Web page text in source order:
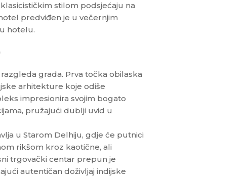
stilom podsjećaju na
predviđen je u večernjim
hotelu.
grada. Prva točka obilaska
arhitekture koje odiše
impresionira svojim bogato
pružajući dublji uvid u
u Starom Delhiju, gdje će putnici
rikšom kroz kaotične, ali
trgovački centar prepun je
autentičan doživljaj indijske